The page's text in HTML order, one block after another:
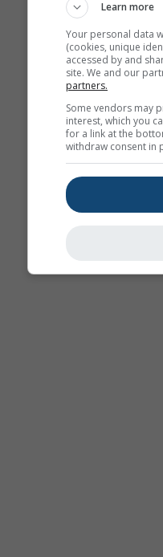
Learn more
Your personal data
(cookies, unique
accessed by and
site. We and our
partners.
Some vendors may
interest, which you
for a link at the
withdraw consent in